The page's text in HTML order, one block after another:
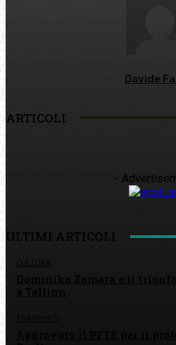
Davide
ARTICOLI
-
ULTIMI ARTICOLI
CULTURA
Dominika Zamara e il
Approvato il PFTE per il